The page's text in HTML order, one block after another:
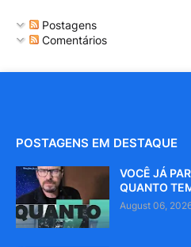
Postagens
Comentários
POSTAGENS EM DESTAQUE
VOCÊ JÁ
QUANTO
August 06,